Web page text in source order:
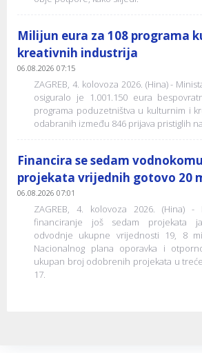
Milijun eura za 108 programa
kreativnih industrija
06.08.2026 07:15
ZAGREB, 4. kolovoza 2026. (Hina) -
osiguralo je 1.001.150 eura
programa poduzetništva u kulturnim i
odabranih između 846 prijava pristiglih
Financira se sedam
projekata vrijednih gotovo 20
06.08.2026 07:01
ZAGREB, 4. kolovoza 2026. (Hina)
financiranje još sedam projekata
odvodnje ukupne vrijednosti 19, 8
Nacionalnog plana oporavka i
ukupan broj odobrenih projekata u
17.